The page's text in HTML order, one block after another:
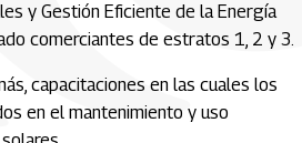
y Gestión Eficiente de la Energía
comerciantes de estratos 1, 2 y 3.
capacitaciones en las cuales los
en el mantenimiento y uso